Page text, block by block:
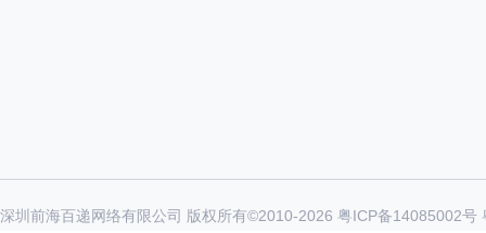
深圳前海百递网络有限公司 版权所有©2010-2026 粤ICP备14085002号